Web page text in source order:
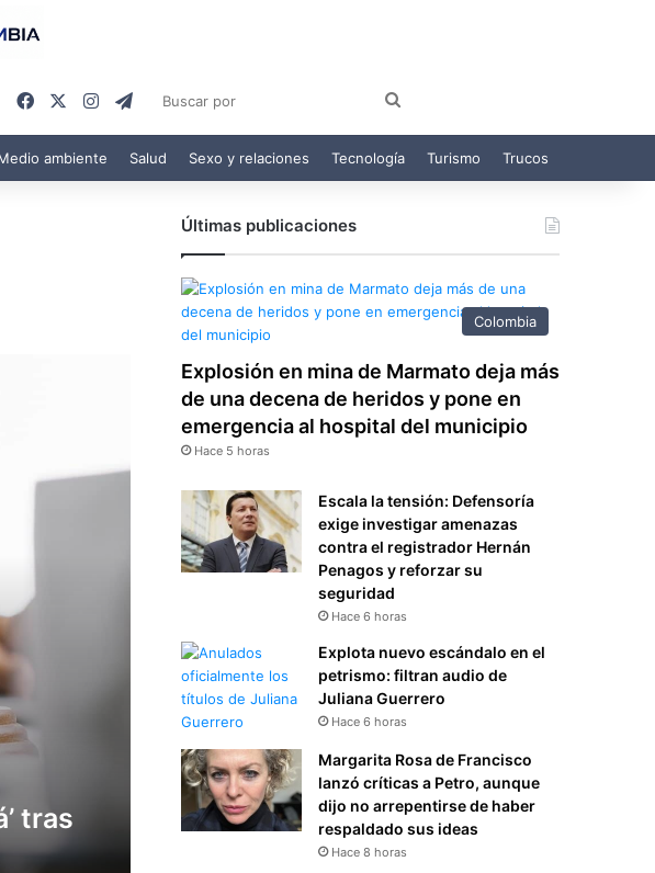
FacebookInstagram
Telegram
por
ambiente Salud Sexo y relaciones Tecnología Turismo Trucos
tras
Últimas publicaciones
Colombia
Explosión en mina de Marmato deja más
de una decena de heridos y pone en
emergencia al hospital del municipio
Hace 5 horas
Escala la tensión: Defensoría
exige investigar amenazas
contra el registrador Hernán
Penagos y reforzar su
seguridad
Hace 6 horas
Explota nuevo escándalo en el
petrismo: filtran audio de
Juliana Guerrero
Hace 6 horas
Margarita Rosa de Francisco
lanzó críticas a Petro, aunque
dijo no arrepentirse de haber
respaldado sus ideas
Hace 8 horas